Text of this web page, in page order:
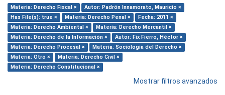
Materia: Derecho Fiscal ×
Autor: Padrón Innamorato, Mauricio ×
Has File(s): true ×
Materia: Derecho Penal ×
Fecha: 2011 ×
Materia: Derecho Ambiental ×
Materia: Derecho Mercantil ×
Materia: Derecho de la Información ×
Autor: Fix Fierro, Héctor ×
Materia: Derecho Procesal ×
Materia: Sociología del Derecho ×
Materia: Otro ×
Materia: Derecho Civil ×
Materia: Derecho Constitucional ×
Mostrar filtros avanzados